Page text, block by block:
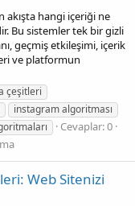
akışta hangi içeriği ne
Bu sistemler tek bir gizli
geçmiş etkileşimi, içerik
ve platformun
çeşitleri
instagram algoritması
Cevaplar: 0
Web Sitenizi